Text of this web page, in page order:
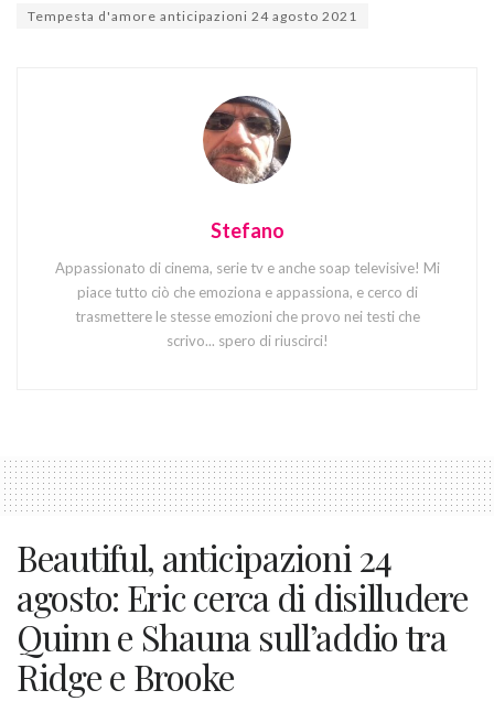
Tempesta d'amore anticipazioni 24 agosto 2021
Stefano
Appassionato di cinema, serie tv e anche soap televisive! Mi
piace tutto ciò che emoziona e appassiona, e cerco di
trasmettere le stesse emozioni che provo nei testi che
scrivo... spero di riuscirci!
Beautiful, anticipazioni 24
agosto: Eric cerca di disilludere
Quinn e Shauna sull’addio tra
Ridge e Brooke